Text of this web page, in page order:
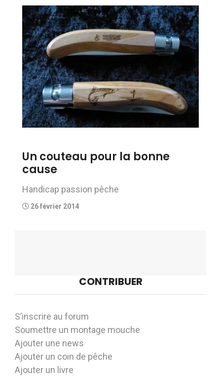
Un couteau pour la bonne
cause
Handicap passion pêche
26 février 2014
CONTRIBUER
S’inscrire au forum
Soumettre un montage mouche
Ajouter une news
Ajouter un coin de pêche
Ajouter un livre